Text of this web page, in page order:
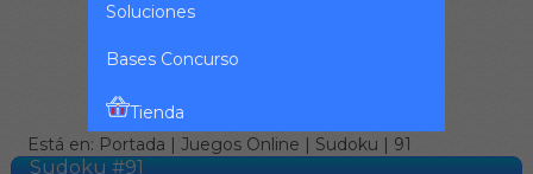
Soluciones
Bases Concurso
Tienda
Está en: Portada | Juegos Online | Sudoku | 91
Sudoku #91